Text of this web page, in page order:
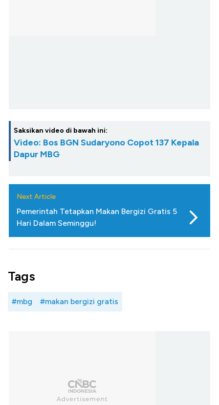
Saksikan video di bawah ini:
Video: Bos BGN Sudaryono Copot 137 Kepala
Dapur MBG
Next Article
Pemerintah Tetapkan Makan Bergizi Gratis 5
Hari Dalam Seminggu!
Tags
#mbg #makan bergizi gratis